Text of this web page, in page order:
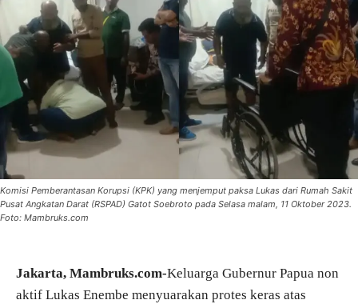
Komisi Pemberantasan Korupsi (KPK) yang menjemput paksa Lukas dari Rumah Sakit
Pusat Angkatan Darat (RSPAD) Gatot Soebroto pada Selasa malam, 11 Oktober 2023.
Foto: Mambruks.com
Jakarta, Mambruks.com-Keluarga Gubernur Papua non
aktif Lukas Enembe menyuarakan protes keras atas